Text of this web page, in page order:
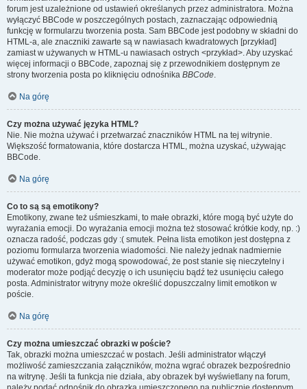
forum jest uzależnione od ustawień określanych przez administratora. Można
wyłączyć BBCode w poszczególnych postach, zaznaczając odpowiednią
funkcję w formularzu tworzenia posta. Sam BBCode jest podobny w składni do
HTML-a, ale znaczniki zawarte są w nawiasach kwadratowych [przykład]
zamiast w używanych w HTML-u nawiasach ostrych <przykład>. Aby uzyskać
więcej informacji o BBCode, zapoznaj się z przewodnikiem dostępnym ze
strony tworzenia posta po kliknięciu odnośnika BBCode.
Na górę
Czy można używać języka HTML?
Nie. Nie można używać i przetwarzać znaczników HTML na tej witrynie.
Większość formatowania, które dostarcza HTML, można uzyskać, używając
BBCode.
Na górę
Co to są są emotikony?
Emotikony, zwane też uśmieszkami, to małe obrazki, które mogą być użyte do
wyrażania emocji. Do wyrażania emocji można też stosować krótkie kody, np. :)
oznacza radość, podczas gdy :( smutek. Pełna lista emotikon jest dostępna z
poziomu formularza tworzenia wiadomości. Nie należy jednak nadmiernie
używać emotikon, gdyż mogą spowodować, że post stanie się nieczytelny i
moderator może podjąć decyzję o ich usunięciu bądź też usunięciu całego
posta. Administrator witryny może określić dopuszczalny limit emotikon w
poście.
Na górę
Czy można umieszczać obrazki w poście?
Tak, obrazki można umieszczać w postach. Jeśli administrator włączył
możliwość zamieszczania załączników, można wgrać obrazek bezpośrednio
na witrynę. Jeśli ta funkcja nie działa, aby obrazek był wyświetlany na forum,